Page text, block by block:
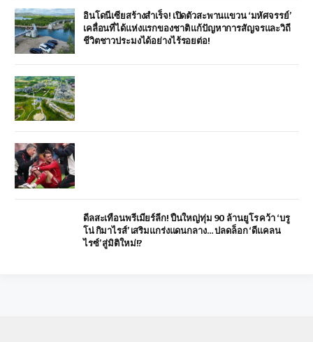
อินโดนีเซียสร้างสำเร็จ! เปิดตัวสะพานแขวน ‘มหัศจรรย์’
เคลื่อนที่ได้แห่งแรกของชาติ แก้ปัญหาการสัญจรและวิถี
ชีวิตชาวประมงได้อย่างไร้รอยต่อ!
ดีลสะเทือนพรีเมียร์ลีก! ปืนใหญ่ทุ่ม 90 ล้านยูโร คว้า ‘บรู
โน่ กิมาไรส์’ เสริมแกร่งแดนกลาง… ปลดล็อก ‘ดีแคลน
ไรซ์’ สู่มิติใหม่!?